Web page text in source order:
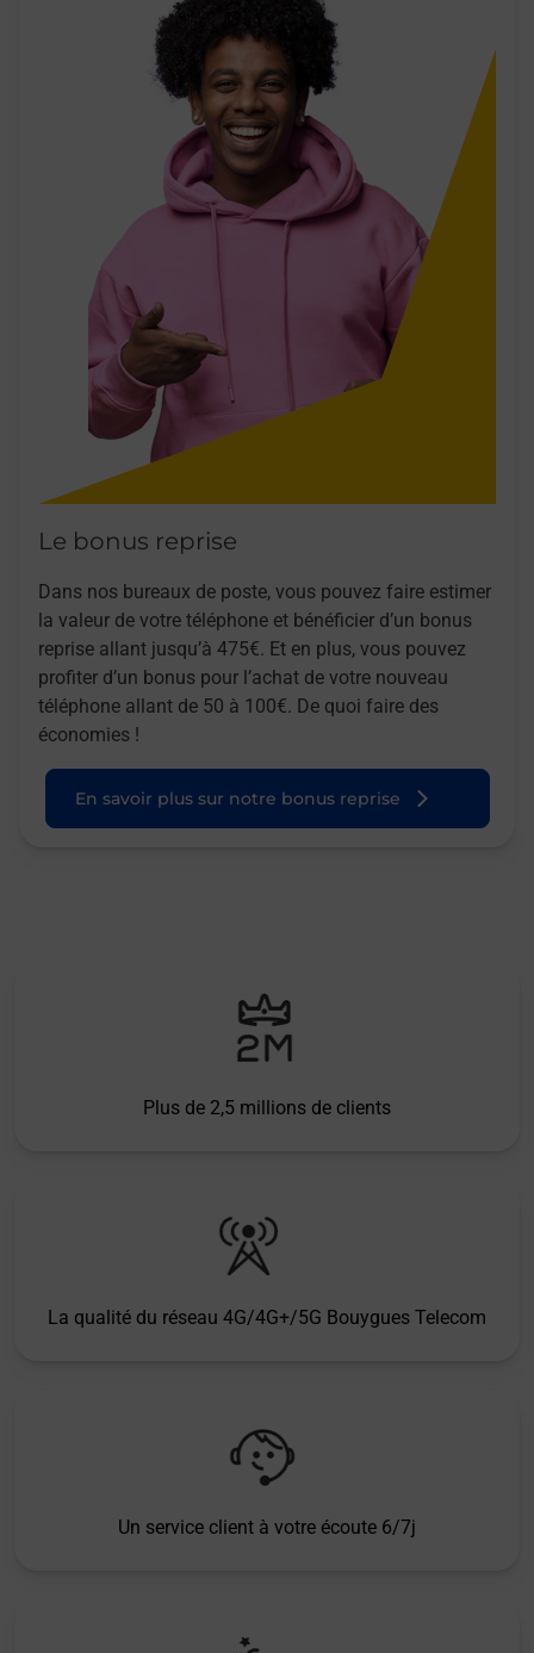
Le bonus reprise
Dans nos bureaux de poste, vous pouvez faire estimer
la valeur de votre téléphone et bénéficier d’un bonus
reprise allant jusqu’à 475€. Et en plus, vous pouvez
profiter d’un bonus pour l’achat de votre nouveau
téléphone allant de 50 à 100€. De quoi faire des
économies !
En savoir plus sur notre bonus reprise
Plus de 2,5 millions de clients
La qualité du réseau 4G/4G+/5G Bouygues Telecom
Un service client à votre écoute 6/7j